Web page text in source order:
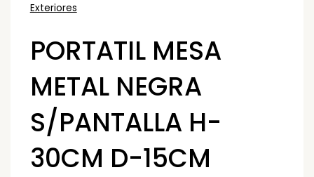
Exteriores
PORTATIL MESA
METAL NEGRA
S/PANTALLA H-
30CM D-15CM